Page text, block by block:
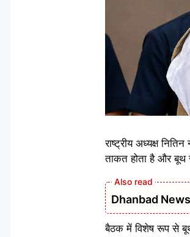
राष्ट्रीय अध्यक्ष
ताकत होता है और बूथ
Dhanbad News:
बैठक में विशेष रूप से बूथ